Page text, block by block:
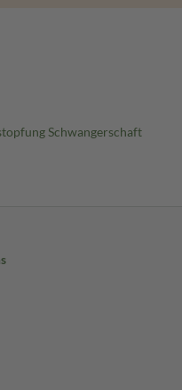
Schwangerschaft